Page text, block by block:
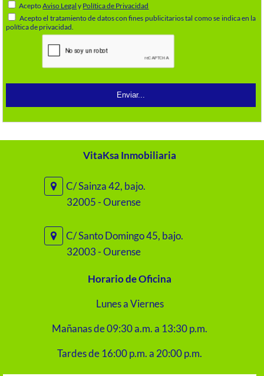
AceptoAviso Legal y Política de Privacidad
Acepto el tratamiento de datos con fines publicitarios tal como se indica en la
política de privacidad.
VitaKsa Inmobiliaria
C/ Sainza 42, bajo.
32005 - Ourense
C/ Santo Domingo 45, bajo.
32003 - Ourense
Horario de Oficina
Lunes a Viernes
Mañanas de 09:30 a.m. a 13:30 p.m.
Tardes de 16:00 p.m. a 20:00 p.m.